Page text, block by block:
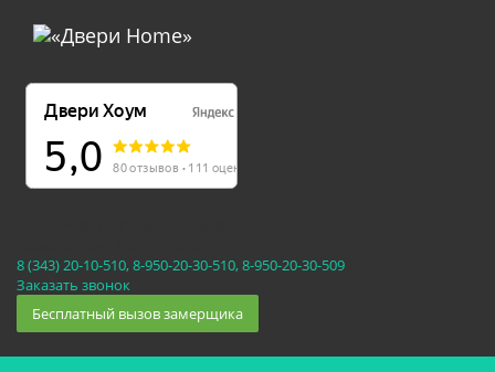
8 (343) 20-10-510, 8-950-20-30-510, 8-950-20-30-509
Заказать звонок
Бесплатный вызов замерщика